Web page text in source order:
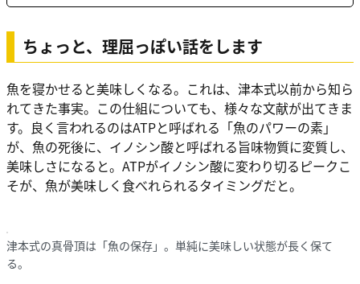
ちょっと、理屈っぽい話をします
魚を寝かせると美味しくなる。これは、津本式以前から知ら
れてきた事実。この仕組についても、様々な文献が出てきま
す。良く言われるのはATPと呼ばれる「魚のパワーの素」
が、魚の死後に、イノシン酸と呼ばれる旨味物質に変質し、
美味しさになると。ATPがイノシン酸に変わり切るピークこ
そが、魚が美味しく食べれられるタイミングだと。
津本式の真骨頂は「魚の保存」。単純に美味しい状態が長く保て
る。